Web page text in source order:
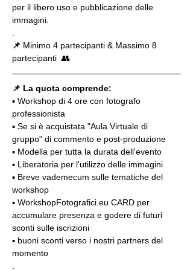
per il libero uso e pubblicazione delle
immagini.
📌 Minimo 4 partecipanti & Massimo 8
partecipanti  👥
📌 La quota comprende:
▪️ Workshop di 4 ore con fotografo
professionista
▪️ Se si è acquistata "Aula Virtuale di
gruppo" di commento e post-produzione
▪️ Modella per tutta la durata dell'evento
▪️ Liberatoria per l'utilizzo delle immagini
▪️ Breve vademecum sulle tematiche del
workshop
▪️ WorkshopFotografici.eu CARD per
accumulare presenza e godere di futuri
sconti sulle iscrizioni
▪️ buoni sconti verso i nostri partners del
momento